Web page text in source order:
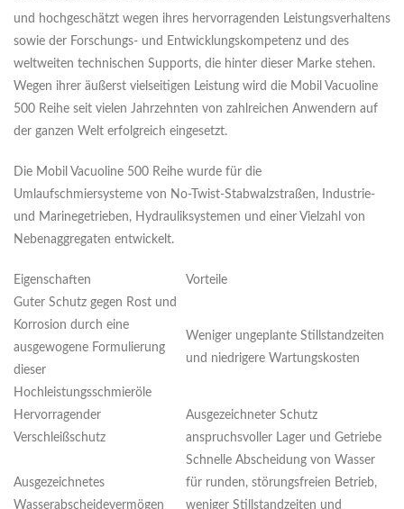
und hochgeschätzt wegen ihres hervorragenden Leistungsverhaltens
sowie der Forschungs- und Entwicklungskompetenz und des
weltweiten technischen Supports, die hinter dieser Marke stehen.
Wegen ihrer äußerst vielseitigen Leistung wird die Mobil Vacuoline
500 Reihe seit vielen Jahrzehnten von zahlreichen Anwendern auf
der ganzen Welt erfolgreich eingesetzt.
Die Mobil Vacuoline 500 Reihe wurde für die
Umlaufschmiersysteme von No-Twist-Stabwalzstraßen, Industrie-
und Marinegetrieben, Hydrauliksystemen und einer Vielzahl von
Nebenaggregaten entwickelt.
Eigenschaften
Vorteile
Guter Schutz gegen Rost und
Korrosion durch eine
ausgewogene Formulierung
dieser
Hochleistungsschmieröle
Weniger ungeplante Stillstandzeiten
und niedrigere Wartungskosten
Hervorragender
Verschleißschutz
Ausgezeichneter Schutz
anspruchsvoller Lager und Getriebe
Ausgezeichnetes
Wasserabscheidevermögen
Schnelle Abscheidung von Wasser
für runden, störungsfreien Betrieb,
weniger Stillstandzeiten und